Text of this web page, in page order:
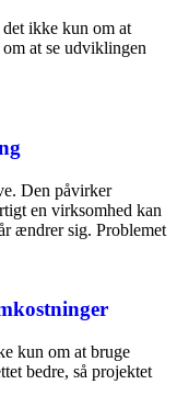
ikke kun om at
at se udviklingen
Den påvirker
en virksomhed kan
ændrer sig. Problemet
kun om at bruge
bedre, så projektet